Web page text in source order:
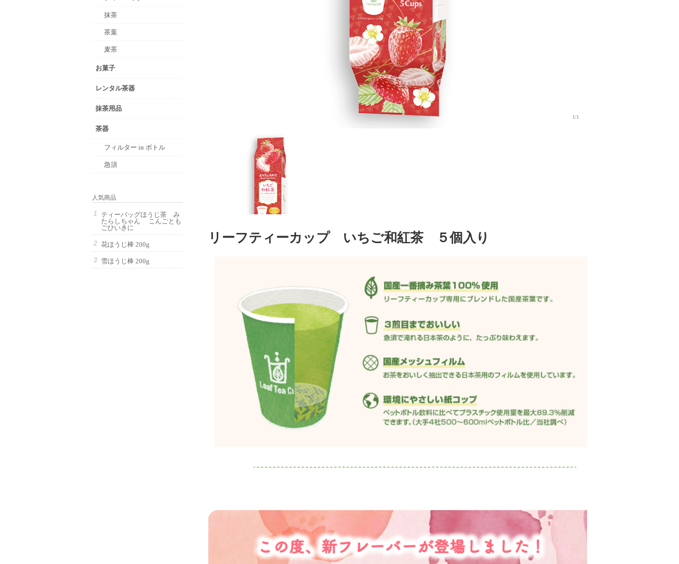
1/1
リーフティーカップ いちご和紅茶 ５個入り
抹茶
茶葉
麦茶
お菓子
レンタル茶器
抹茶用品
茶器
フィルター in ボトル
急須
人気商品
ティーバッグほうじ茶 み
たらしちゃん こんごとも
ごひいきに
花ほうじ棒 200g
雪ほうじ棒 200g